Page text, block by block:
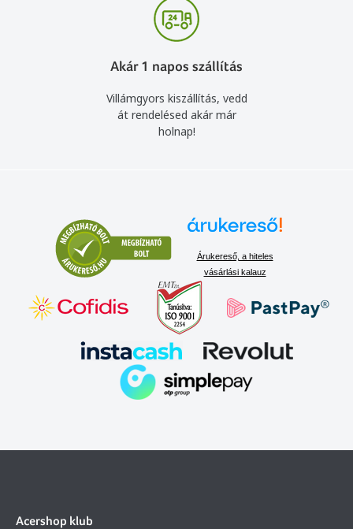
Akár 1 napos szállítás
Villámgyors kiszállítás, vedd
át rendelésed akár már
holnap!
Árukereső, a hiteles
vásárlási kalauz
Acershop klub